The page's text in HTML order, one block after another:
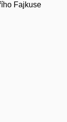
Fajkuse